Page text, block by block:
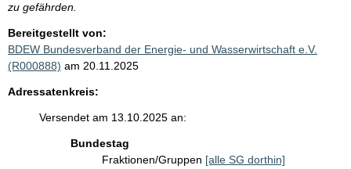
zu gefährden.
Bereitgestellt von:
BDEW Bundesverband der Energie- und Wasserwirtschaft e.V.
(R000888) am 20.11.2025
Adressatenkreis:
Versendet am 13.10.2025 an:
Bundestag
Fraktionen/Gruppen [alle SG dorthin]